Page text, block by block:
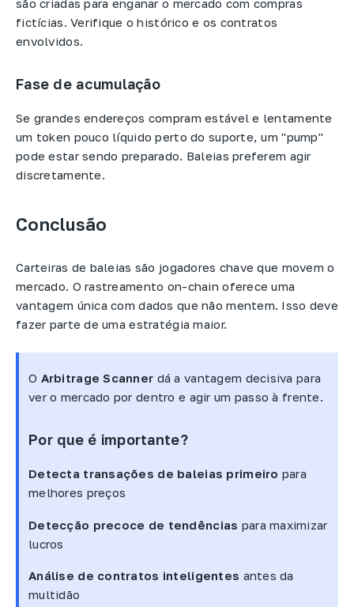
fictícias. Verifique o histórico e os contratos
envolvidos.
Fase de acumulação
Se grandes endereços compram estável e lentamente
um token pouco líquido perto do suporte, um "pump"
pode estar sendo preparado. Baleias preferem agir
discretamente.
Conclusão
Carteiras de baleias são jogadores chave que movem o
mercado. O rastreamento on-chain oferece uma
vantagem única com dados que não mentem. Isso deve
fazer parte de uma estratégia maior.
O Arbitrage Scanner dá a vantagem decisiva para
ver o mercado por dentro e agir um passo à frente.
Por que é importante?
Detecta transações de baleias primeiro para
melhores preços
Detecção precoce de tendências para maximizar
lucros
Análise de contratos inteligentes antes da
multidão